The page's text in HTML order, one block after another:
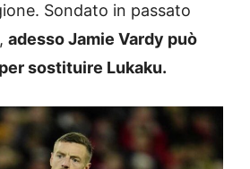
Sondato in passato
adesso Jamie Vardy può
sostituire Lukaku.